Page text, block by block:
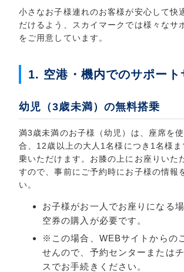
小さなお子様連れのお客様が安心して快
だけるよう、スカイマークでは様々なサ
をご用意しています。
1. 空港・機内でのサポート
幼児（3歳未満）の無料搭乗
満3歳未満のお子様（幼児）は、座席を
合、12歳以上の大人1名様につき1名様ま
乗いただけます。お膝の上にお座りいた
すので、事前にご予約時にお子様の情報
い。
お子様がお一人でお座りになる
空券の購入が必要です。
※この場合、WEBサイトからの
せんので、予約センターまたは
スでお手続きください。